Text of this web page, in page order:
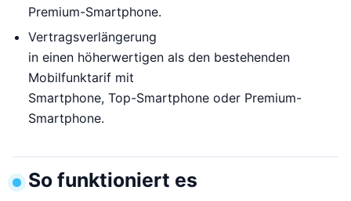
Premium-Smartphone.
Vertragsverlängerung
in einen höherwertigen als den bestehenden
Mobilfunktarif mit
Smartphone, Top-Smartphone oder Premium-
Smartphone.
So funktioniert es